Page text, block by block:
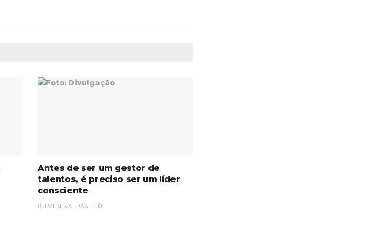
Antes de ser um gestor de
talentos, é preciso ser um líder
consciente
8 MESES ATRÁS 0